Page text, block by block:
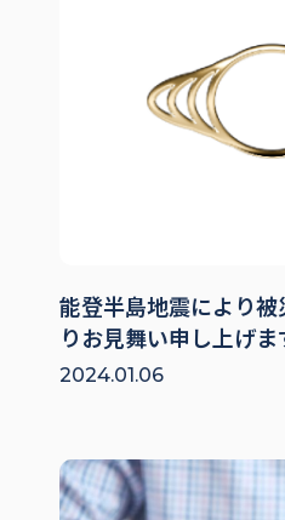
能登半島地震により
りお見舞い申し上げま
2024.01.06